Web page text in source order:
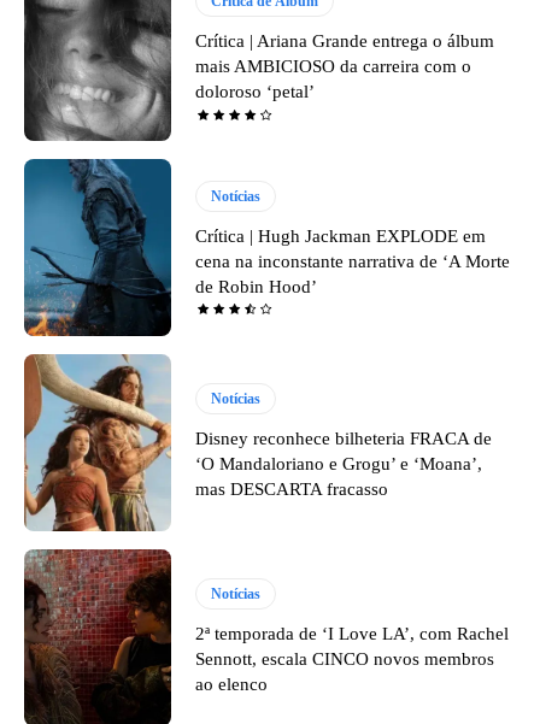
Crítica | Ariana Grande entrega o álbum
mais AMBICIOSO da carreira com o
doloroso ‘petal’
Notícias
Crítica | Hugh Jackman EXPLODE em
cena na inconstante narrativa de ‘A Morte
de Robin Hood’
Notícias
Disney reconhece bilheteria FRACA de
‘O Mandaloriano e Grogu’ e ‘Moana’,
mas DESCARTA fracasso
Notícias
2ª temporada de ‘I Love LA’, com Rachel
Sennott, escala CINCO novos membros
ao elenco